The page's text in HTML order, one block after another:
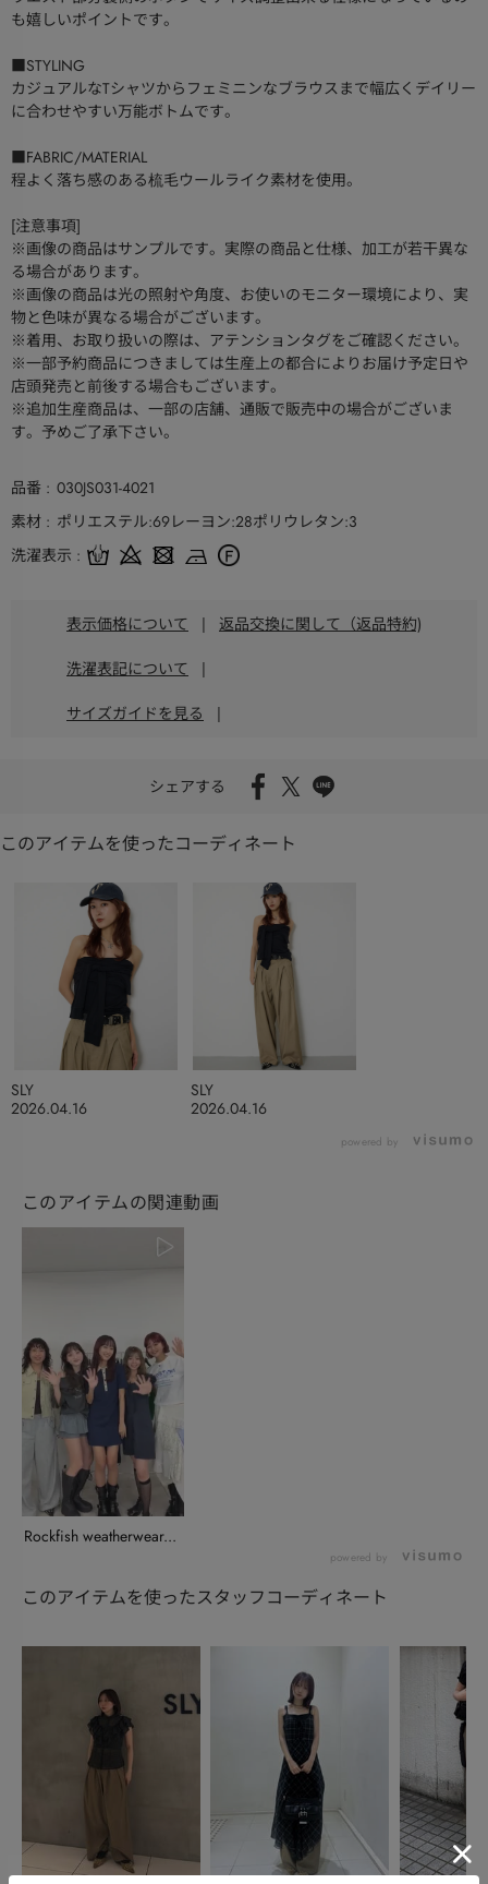
も嬉しいポイントです。
■STYLING
カジュアルなTシャツからフェミニンなブラウスまで幅広くデイリー
に合わせやすい万能ボトムです。
■FABRIC/MATERIAL
程よく落ち感のある梳毛ウールライク素材を使用。
[注意事項]
※画像の商品はサンプルです。実際の商品と仕様、加工が若干異な
る場合があります。
※画像の商品は光の照射や角度、お使いのモニター環境により、実
物と色味が異なる場合がございます。
※着用、お取り扱いの際は、アテンションタグをご確認ください。
※一部予約商品につきましては生産上の都合によりお届け予定日や
店頭発売と前後する場合もございます。
※追加生産商品は、一部の店舗、通販で販売中の場合がございま
す。予めご了承下さい。
品番
030JS031-4021
素材
ポリエステル:69レーヨン:28ポリウレタン:3
洗濯表示
表示価格について | 返品交換に関して（返品特約)
洗濯表記について |
サイズガイドを見る |
シェアする
このアイテムを使ったコーディネート
2026.04.16
SLY
2026.04.16
SLY
powered by
このアイテムの関連動画
Rockfish weatherwear...
powered by
このアイテムを使ったスタッフコーディネート